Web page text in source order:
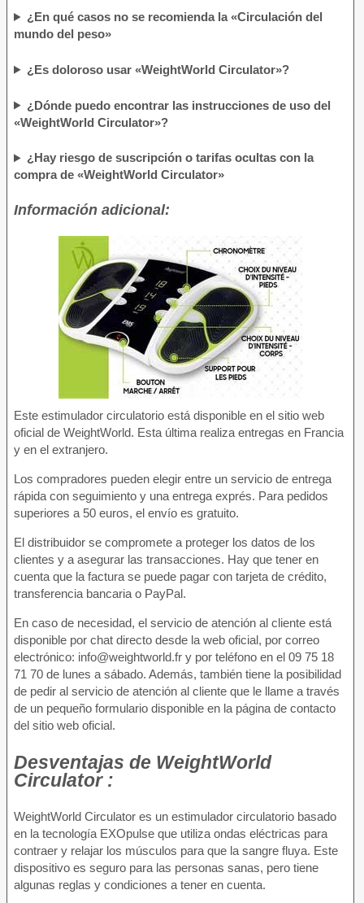
¿En qué casos no se recomienda la «Circulación del
mundo del peso»
¿Es doloroso usar «WeightWorld Circulator»?
¿Dónde puedo encontrar las instrucciones de uso del
«WeightWorld Circulator»?
¿Hay riesgo de suscripción o tarifas ocultas con la
compra de «WeightWorld Circulator»
Información adicional:
Este estimulador circulatorio está disponible en el sitio web
oficial de WeightWorld. Esta última realiza entregas en Francia
y en el extranjero.
Los compradores pueden elegir entre un servicio de entrega
rápida con seguimiento y una entrega exprés. Para pedidos
superiores a 50 euros, el envío es gratuito.
El distribuidor se compromete a proteger los datos de los
clientes y a asegurar las transacciones. Hay que tener en
cuenta que la factura se puede pagar con tarjeta de crédito,
transferencia bancaria o PayPal.
En caso de necesidad, el servicio de atención al cliente está
disponible por chat directo desde la web oficial, por correo
electrónico: info@weightworld.fr y por teléfono en el 09 75 18
71 70 de lunes a sábado. Además, también tiene la posibilidad
de pedir al servicio de atención al cliente que le llame a través
de un pequeño formulario disponible en la página de contacto
del sitio web oficial.
Desventajas de WeightWorld
Circulator :
WeightWorld Circulator es un estimulador circulatorio basado
en la tecnología EXOpulse que utiliza ondas eléctricas para
contraer y relajar los músculos para que la sangre fluya. Este
dispositivo es seguro para las personas sanas, pero tiene
algunas reglas y condiciones a tener en cuenta.